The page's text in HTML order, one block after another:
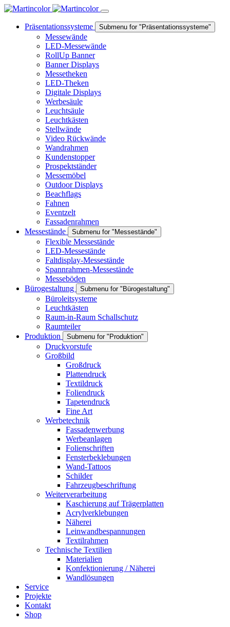
Präsentationssysteme Submenu for "Präsentationssysteme"
Messewände
LED-Messewände
RollUp Banner
Banner Displays
Messetheken
LED-Theken
Digitale Displays
Werbesäule
Leuchtsäule
Leuchtkästen
Stellwände
Video Rückwände
Wandrahmen
Kundenstopper
Prospektständer
Messemöbel
Outdoor Displays
Beachflags
Fahnen
Eventzelt
Fassadenrahmen
Messestände
Submenu for "Messestände"
Flexible Messestände
LED-Messestände
Faltdisplay-Messestände
Spannrahmen-Messestände
Messeböden
Bürogestaltung
Submenu for "Bürogestaltung"
Büroleitsysteme
Leuchtkästen
Raum-in-Raum Schallschutz
Raumteiler
Produktion
Submenu for "Produktion"
Druckvorstufe
Großbild
Großdruck
Plattendruck
Textildruck
Foliendruck
Tapetendruck
Fine Art
Werbetechnik
Fassadenwerbung
Werbeanlagen
Folienschriften
Fensterbeklebungen
Wand-Tattoos
Schilder
Fahrzeugbeschriftung
Weiterverarbeitung
Kaschierung auf Trägerplatten
Acrylverklebungen
Näherei
Leinwandbespannungen
Textilrahmen
Technische Textilien
Materialien
Konfektionierung / Näherei
Wandlösungen
Service
Projekte
Kontakt
Shop